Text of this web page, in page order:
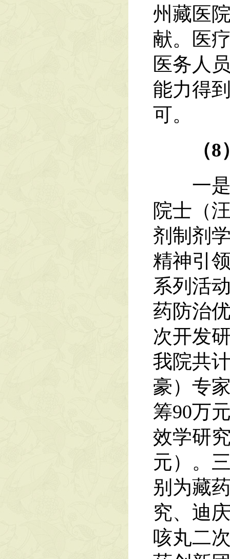
州藏医
献。医
医务人
能力得
可。
（
一是
院士（
剂制剂
精神引
系列活
药防治
次开发
我院共
豪）专
筹90万
效学研
元）。
别为藏
究、迪
咳丸二